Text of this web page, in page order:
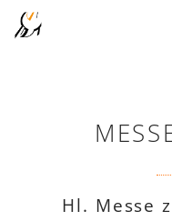
Hl. Messe